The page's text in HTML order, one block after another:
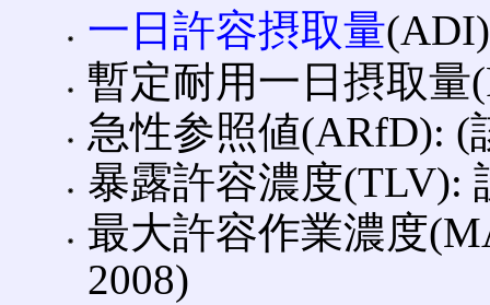
一日許容摂取量
暫定耐用一日摂取量
急性参照値(ARfD): (
暴露許容濃度(TLV):
最大許容作業濃度
2008)